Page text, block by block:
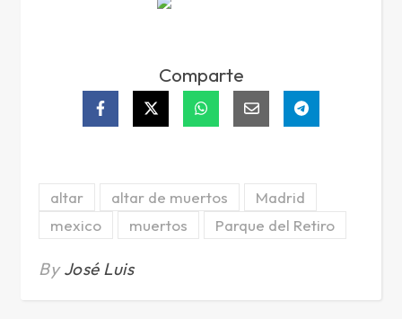
Comparte
altar altar de muertos
Madrid
mexico
muertos Parque del Retiro
ByJosé Luis